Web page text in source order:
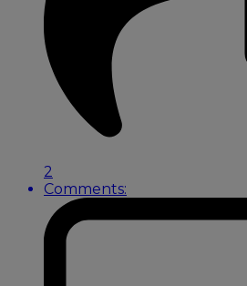
2
Comments: